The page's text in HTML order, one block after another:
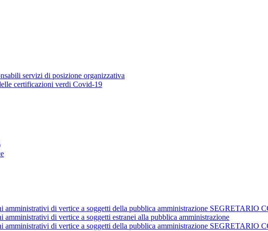
servizi di posizione organizzativa
certificazioni verdi Covid-19
amministrativi di vertice a soggetti della pubblica amministrazione
di vertice a soggetti estranei alla pubblica amministrazione
amministrativi di vertice a soggetti della pubblica amministrazione